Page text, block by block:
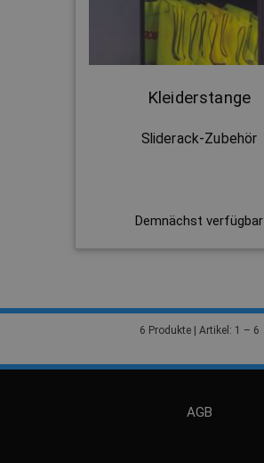
Kleiderstange
Sliderack-Zubehör
Demnächst verfügbar
6 Produkte | Artikel: 1 – 6
AGB